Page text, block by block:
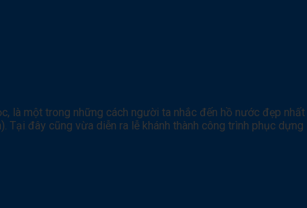
là một trong những cách người ta nhắc đến hồ nước đẹp
đây cũng vừa diễn ra lễ khánh thành công trình phục